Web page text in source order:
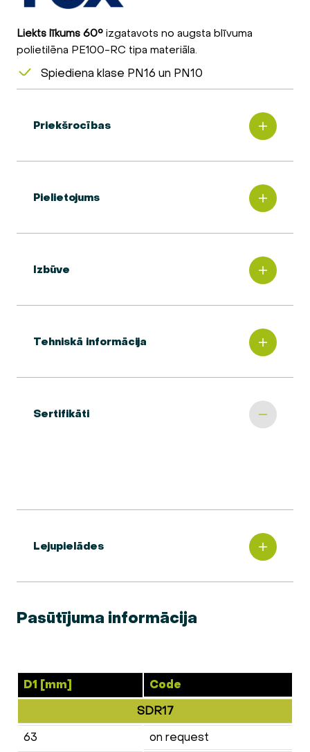
Liekts līkums 60° izgatavots no augsta blīvuma
polietilēna PE100-RC tipa materiāla.
Spiediena klase PN16 un PN10
Priekšrocības
Pielietojums
Izbūve
Tehniskā informācija
Sertifikāti
Lejupielādes
Pasūtījuma informācija
D1 [mm] Code
SDR17
63
on request